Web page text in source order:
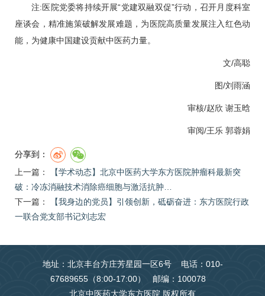
注:医院党委将持续开展“党建双融双促”行动，召开月度科室
座谈会，精准施策破解发展难题，为医院高质量发展注入红色动
能，为健康中国建设贡献中医药力量。
文/高聪
图/刘雨涵
审核/赵欣 谢玉晗
审阅/王乐 郭蓉娟
分享到：
上一篇：
【学术动态】北京中医药大学东方医院肿瘤科最新突
破：冷冻消融技术消除癌细胞与激活抗肿…
下一篇：
【我身边的党员】引领创新，砥砺奋进：东方医院行政
一联合党支部书记刘志宏
地址：北京丰台方庄芳星园一区6号 电话：010-
67689655（8:00-17:00） 邮编：100078
北京中医药大学东方医院 版权所有